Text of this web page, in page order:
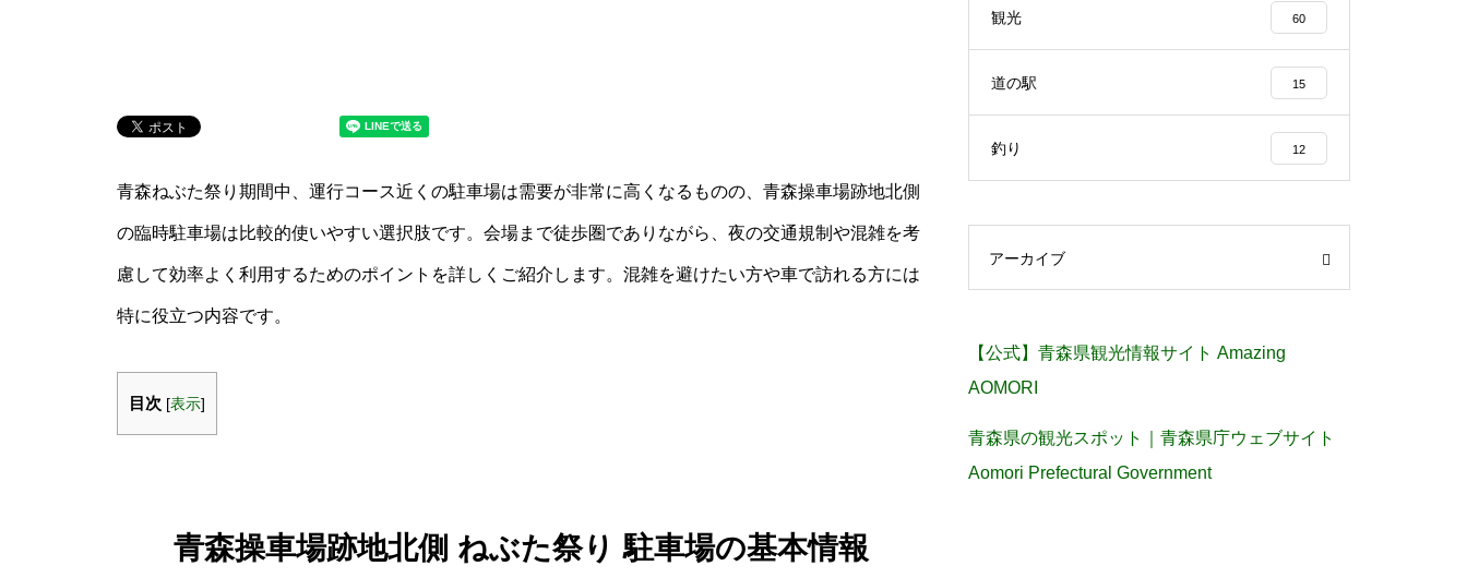
青森ねぶた祭り期間中、運行コース近くの駐車場は需要が非常に高くなるものの、青森操車場跡地北側
の臨時駐車場は比較的使いやすい選択肢です。会場まで徒歩圏でありながら、夜の交通規制や混雑を考
慮して効率よく利用するためのポイントを詳しくご紹介します。混雑を避けたい方や車で訪れる方には
特に役立つ内容です。
目次 [表示]
青森操車場跡地北側 ねぶた祭り 駐車場の基本情報
観光 60
道の駅 15
釣り 12
アーカイブ
【公式】青森県観光情報サイト Amazing
AOMORI
青森県の観光スポット｜青森県庁ウェブサイト
Aomori Prefectural Government